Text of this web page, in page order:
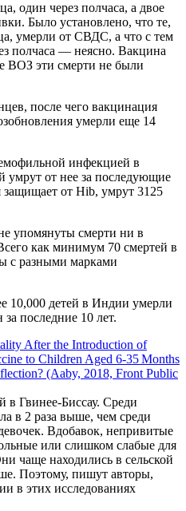
один через полчаса, а двое
Было установлено, что те,
умерли от СВДС, а что с тем
полчаса — неясно. Вакцина
ВОЗ эти смерти не были
после чего вакцинация
умерли еще 14
инфекцией в
умрут от нее за последующие
защищает от Hib, умрут 3125
упомянуты смерти ни в
как минимум 70 смертей в
с разными марками
10,000 детей в Индии умерли
последние 10 лет.
After the Introduction of
to Children Aged 6-35 Months
(Aaby, 2018, Front Public
в Гвинее-Биссау. Среди
в 2 раза выше, чем среди
Вдобавок, непривитые
или слишком слабые для
чаще находились в сельской
Поэтому, пишут авторы,
в этих исследованиях